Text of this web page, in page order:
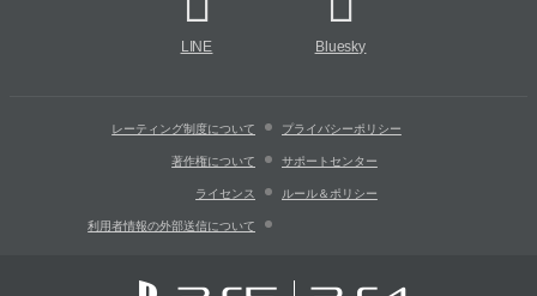
LINE Bluesky
レーティング制度について プライバシーポリシー
著作権について サポートセンター
ライセンス ルール＆ポリシー
利用者情報の外部送信について